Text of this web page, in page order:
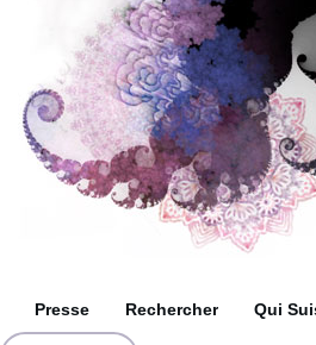
Presse Rechercher Qui